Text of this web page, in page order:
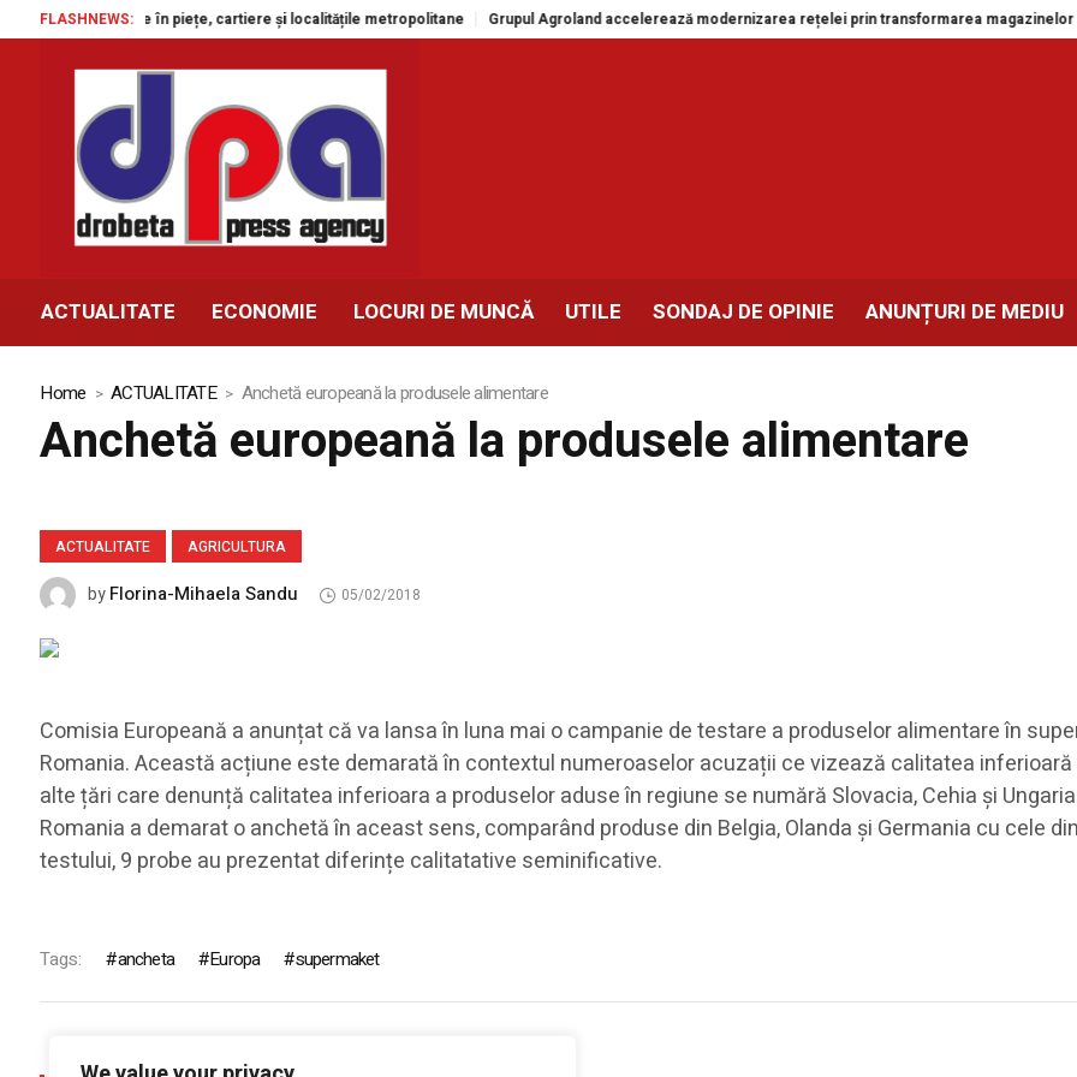
FLASHNEWS:
gratuite în piețe, cartiere și localitățile metropolitane Grupul Agroland accelerează modernizarea rețelei prin transformarea magazinelor din
ACTUALITATE ECONOMIE LOCURI DE MUNCĂ UTILE SONDAJ DE OPINIE ANUNȚURI DE MEDIU
Home ACTUALITATE Anchetă europeană la produsele alimentare
Anchetă europeană la produsele alimentare
ACTUALITATE AGRICULTURA
byFlorina-Mihaela Sandu 05/02/2018
Comisia Europeană a anunțat că va lansa în luna mai o campanie de testare a produselor alimentare în
Romania. Această acțiune este demarată în contextul numeroaselor acuzații ce vizează calitatea
alte țări care denunță calitatea inferioara a produselor aduse în regiune se numără Slovacia, Cehia și
Romania a demarat o anchetă în aceast sens, comparând produse din Belgia, Olanda și Germania cu cele
testului, 9 probe au prezentat diferințe calitatative seminificative.
Tags: ancheta Europa supermaket